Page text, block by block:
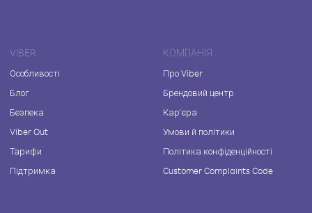
VIBER
Особливості
Блог
Безпека
Viber Out
Тарифи
Підтримка
КОМПАНІЯ
Про Viber
Брендовий центр
Кар'єра
Умови й політики
Політика конфіденційності
Customer Complaints Code